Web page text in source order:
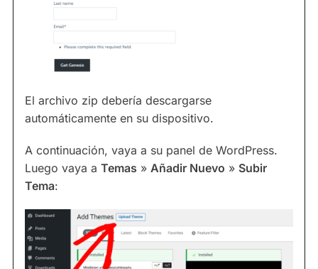
El archivo zip debería descargarse
automáticamente en su dispositivo.
A continuación, vaya a su panel de WordPress.
Luego vaya a Temas » Añadir Nuevo » Subir
Tema: